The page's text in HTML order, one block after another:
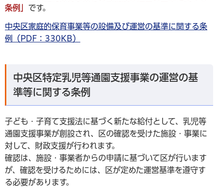
条例」 です。
中央区家庭的保育事業等の設備及び運営の基準に関する条
例（PDF：330KB）
中央区特定乳児等通園支援事業の運営の基
準等に関する条例
子ども・子育て支援法に基づく新たな給付として、乳児等
通園支援事業が創設され、区の確認を受けた施設・事業に
対して、財政支援が行われます。
確認は、施設・事業者からの申請に基づいて区が行います
が、確認を受けるためには、区が定めた運営基準を遵守す
る必要があります。